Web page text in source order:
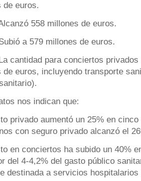
de euros.
558 millones de euros.
a 579 millones de euros.
cantidad para conciertos
de euros, incluyendo transporte
nos indican que:
privado aumentó un 25% en
con seguro privado alcanzó el
en conciertos ha subido un 40%
del 4-4,2% del gasto público
destinada a servicios